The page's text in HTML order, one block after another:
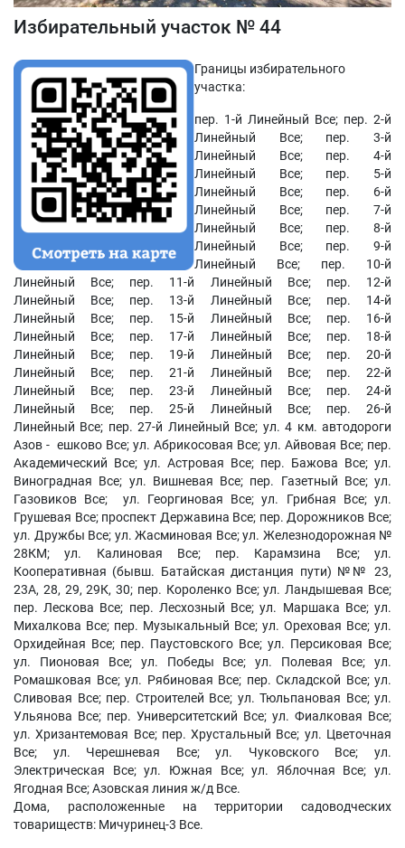
Избирательный участок № 44
Границы избирательного
участка:
пер. 1-й Линейный Все; пер. 2-й
Линейный Все; пер. 3-й
Линейный Все; пер. 4-й
Линейный Все; пер. 5-й
Линейный Все; пер. 6-й
Линейный Все; пер. 7-й
Линейный Все; пер. 8-й
Линейный Все; пер. 9-й
Линейный Все; пер. 10-й
Линейный Все; пер. 11-й Линейный Все; пер. 12-й
Линейный Все; пер. 13-й Линейный Все; пер. 14-й
Линейный Все; пер. 15-й Линейный Все; пер. 16-й
Линейный Все; пер. 17-й Линейный Все; пер. 18-й
Линейный Все; пер. 19-й Линейный Все; пер. 20-й
Линейный Все; пер. 21-й Линейный Все; пер. 22-й
Линейный Все; пер. 23-й Линейный Все; пер. 24-й
Линейный Все; пер. 25-й Линейный Все; пер. 26-й
Линейный Все; пер. 27-й Линейный Все; ул. 4 км. автодороги
Азов - ешково Все; ул. Абрикосовая Все; ул. Айвовая Все; пер.
Академический Все; ул. Астровая Все; пер. Бажова Все; ул.
Виноградная Все; ул. Вишневая Все; пер. Газетный Все; ул.
Газовиков Все; ул. Георгиновая Все; ул. Грибная Все; ул.
Грушевая Все; проспект Державина Все; пер. Дорожников Все;
ул. Дружбы Все; ул. Жасминовая Все; ул. Железнодорожная №
28КМ; ул. Калиновая Все; пер. Карамзина Все; ул.
Кооперативная (бывш. Батайская дистанция пути) №№ 23,
23А, 28, 29, 29К, 30; пер. Короленко Все; ул. Ландышевая Все;
пер. Лескова Все; пер. Лесхозный Все; ул. Маршака Все; ул.
Михалкова Все; пер. Музыкальный Все; ул. Ореховая Все; ул.
Орхидейная Все; пер. Паустовского Все; ул. Персиковая Все;
ул. Пионовая Все; ул. Победы Все; ул. Полевая Все; ул.
Ромашковая Все; ул. Рябиновая Все; пер. Складской Все; ул.
Сливовая Все; пер. Строителей Все; ул. Тюльпановая Все; ул.
Ульянова Все; пер. Университетский Все; ул. Фиалковая Все;
ул. Хризантемовая Все; пер. Хрустальный Все; ул. Цветочная
Все; ул. Черешневая Все; ул. Чуковского Все; ул.
Электрическая Все; ул. Южная Все; ул. Яблочная Все; ул.
Ягодная Все; Азовская линия ж/д Все.
Дома, расположенные на территории садоводческих
товариществ: Мичуринец-3 Все.